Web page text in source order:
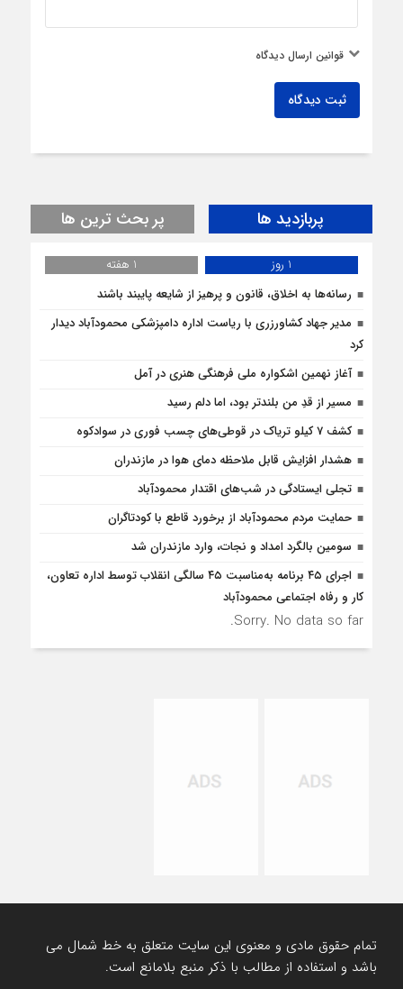
قوانین ارسال دیدگاه
ثبت دیدگاه
پربازدید ها پر بحث ترین ها
1 روز
1 هفته
رسانه‌ها به اخلاق، قانون و پرهیز از شایعه پایبند باشند
مدیر جهاد کشاورزری با ریاست اداره دامپزشکی محمودآباد دیدار
کرد
آغاز نهمین اشکواره ملی فرهنگی هنری در آمل
مسیر از قدِ من بلندتر بود، اما دلم رسید
کشف 7 کیلو تریاک در قوطی‌‌های چسب فوری در سوادکوه
هشدار افزایش قابل ملاحظه دمای هوا در مازندران
تجلی ایستادگی در شب‌های اقتدار محمودآباد
حمایت مردم محمودآباد از برخورد قاطع با کودتاگران
سومین بالگرد امداد و نجات، وارد مازندران شد
اجرای ۴۵ برنامه به‌مناسبت ۴۵ سالگی انقلاب توسط اداره تعاون،
کار و رفاه اجتماعی محمودآباد
Sorry. No data so far.
تمام حقوق مادی و معنوی این سایت متعلق به خط شمال می
باشد و استفاده از مطالب با ذکر منبع بلامانع است.